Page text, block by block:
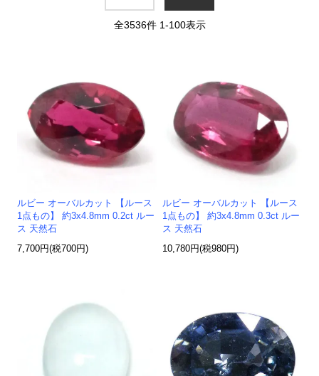
全3536件 1-100表示
ルビー オーバルカット 【ルース
1点もの】 約3x4.8mm 0.2ct ルー
ス 天然石
7,700円(税700円)
ルビー オーバルカット 【ルース
1点もの】 約3x4.8mm 0.3ct ルー
ス 天然石
10,780円(税980円)